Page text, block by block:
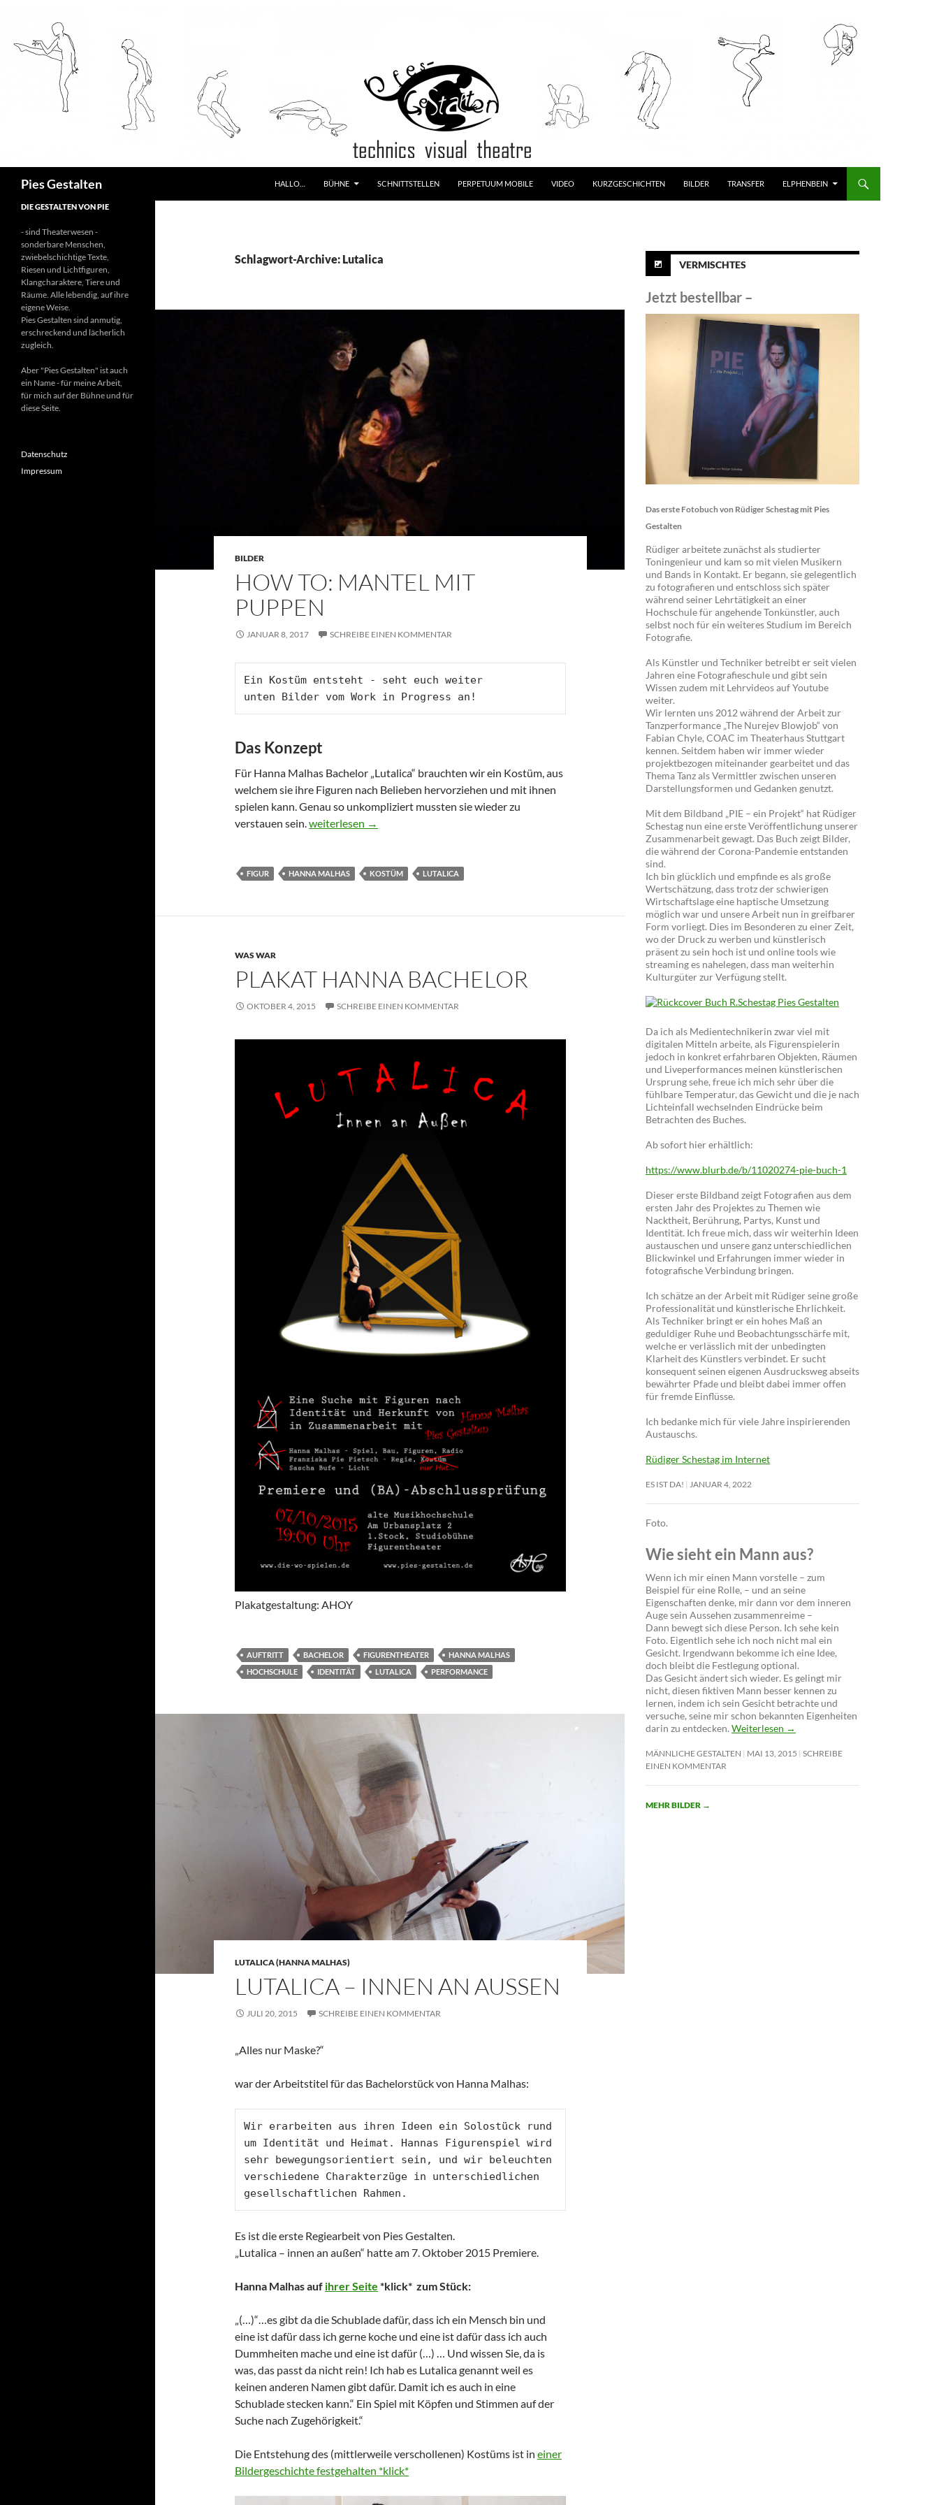
Pies Gestalten
HALLO…
BÜHNE SCHNITTSTELLEN PERPETUUM MOBILE VIDEO KURZGESCHICHTEN BILDER TRANSFER ELPHENBEIN
Schlagwort-Archive: Lutalica
BILDER
HOW TO: MANTEL MIT
PUPPEN
JANUAR 8, 2017 SCHREIBE EINEN KOMMENTAR
Ein Kostüm entsteht - seht euch weiter
unten Bilder vom Work in Progress an!
Das Konzept
Für Hanna Malhas Bachelor „Lutalica“ brauchten wir ein Kostüm, aus
welchem sie ihre Figuren nach Belieben hervorziehen und mit ihnen
spielen kann. Genau so unkompliziert mussten sie wieder zu
verstauen sein.how to: Mantel mit Puppen
weiterlesen →
FIGUR HANNA MALHAS KOSTÜM LUTALICA
WAS WAR
PLAKAT HANNA BACHELOR
OKTOBER 4, 2015 SCHREIBE EINEN KOMMENTAR
Plakatgestaltung: AHOY
AUFTRITT BACHELOR FIGURENTHEATER
HANNA MALHAS
HOCHSCHULE
IDENTITÄT LUTALICA PERFORMANCE
LUTALICA (HANNA MALHAS)
LUTALICA – INNEN AN AUSSEN
JULI 20, 2015 SCHREIBE EINEN KOMMENTAR
„Alles nur Maske?“
war der Arbeitstitel für das Bachelorstück von Hanna Malhas:
Wir erarbeiten aus ihren Ideen ein Solostück rund
um Identität und Heimat. Hannas Figurenspiel wird
sehr bewegungsorientiert sein, und wir beleuchten
verschiedene Charakterzüge in unterschiedlichen
gesellschaftlichen Rahmen.
Es ist die erste Regiearbeit von Pies Gestalten.
„Lutalica – innen an außen“ hatte am 7. Oktober 2015 Premiere.
Hanna Malhas auf ihrer Seite *klick* zum Stück:
„(…)“…es gibt da die Schublade dafür, dass ich ein Mensch bin und
eine ist dafür dass ich gerne koche und eine ist dafür dass ich auch
Dummheiten mache und eine ist dafür (…) … Und wissen Sie, da is
was, das passt da nicht rein! Ich hab es Lutalica genannt weil es
keinen anderen Namen gibt dafür. Damit ich es auch in eine
Schublade stecken kann.“ Ein Spiel mit Köpfen und Stimmen auf der
Suche nach Zugehörigkeit.“
Die Entstehung des (mittlerweile verschollenen) Kostüms ist in einer
Bildergeschichte festgehalten *klick*
VERMISCHTES
Jetzt bestellbar –
Das erste Fotobuch von Rüdiger Schestag mit Pies
Gestalten
Rüdiger arbeitete zunächst als studierter
Toningenieur und kam so mit vielen Musikern
und Bands in Kontakt. Er begann, sie gelegentlich
zu fotografieren und entschloss sich später
während seiner Lehrtätigkeit an einer
Hochschule für angehende Tonkünstler, auch
selbst noch für ein weiteres Studium im Bereich
Fotografie.
Als Künstler und Techniker betreibt er seit vielen
Jahren eine Fotografieschule und gibt sein
Wissen zudem mit Lehrvideos auf Youtube
weiter.
Wir lernten uns 2012 während der Arbeit zur
Tanzperformance „The Nurejev Blowjob“ von
Fabian Chyle, COAC im Theaterhaus Stuttgart
kennen. Seitdem haben wir immer wieder
projektbezogen miteinander gearbeitet und das
Thema Tanz als Vermittler zwischen unseren
Darstellungsformen und Gedanken genutzt.
Mit dem Bildband „PIE – ein Projekt“ hat Rüdiger
Schestag nun eine erste Veröffentlichung unserer
Zusammenarbeit gewagt. Das Buch zeigt Bilder,
die während der Corona-Pandemie entstanden
sind.
Ich bin glücklich und empfinde es als große
Wertschätzung, dass trotz der schwierigen
Wirtschaftslage eine haptische Umsetzung
möglich war und unsere Arbeit nun in greifbarer
Form vorliegt. Dies im Besonderen zu einer Zeit,
wo der Druck zu werben und künstlerisch
präsent zu sein hoch ist und online tools wie
streaming es nahelegen, dass man weiterhin
Kulturgüter zur Verfügung stellt.
Da ich als Medientechnikerin zwar viel mit
digitalen Mitteln arbeite, als Figurenspielerin
jedoch in konkret erfahrbaren Objekten, Räumen
und Liveperformances meinen künstlerischen
Ursprung sehe, freue ich mich sehr über die
fühlbare Temperatur, das Gewicht und die je nach
Lichteinfall wechselnden Eindrücke beim
Betrachten des Buches.
Ab sofort hier erhältlich:
https://www.blurb.de/b/11020274-pie-buch-1
Dieser erste Bildband zeigt Fotografien aus dem
ersten Jahr des Projektes zu Themen wie
Nacktheit, Berührung, Partys, Kunst und
Identität. Ich freue mich, dass wir weiterhin Ideen
austauschen und unsere ganz unterschiedlichen
Blickwinkel und Erfahrungen immer wieder in
fotografische Verbindung bringen.
Ich schätze an der Arbeit mit Rüdiger seine große
Professionalität und künstlerische Ehrlichkeit.
Als Techniker bringt er ein hohes Maß an
geduldiger Ruhe und Beobachtungsschärfe mit,
welche er verlässlich mit der unbedingten
Klarheit des Künstlers verbindet. Er sucht
konsequent seinen eigenen Ausdrucksweg abseits
bewährter Pfade und bleibt dabei immer offen
für fremde Einflüsse.
Ich bedanke mich für viele Jahre inspirierenden
Austauschs.
Rüdiger Schestag im Internet
ES IST DA! JANUAR 4, 2022
Foto.
Wie sieht ein Mann aus?
Wenn ich mir einen Mann vorstelle – zum
Beispiel für eine Rolle, – und an seine
Eigenschaften denke, mir dann vor dem inneren
Auge sein Aussehen zusammenreime –
Dann bewegt sich diese Person. Ich sehe kein
Foto. Eigentlich sehe ich noch nicht mal ein
Gesicht. Irgendwann bekomme ich eine Idee,
doch bleibt die Festlegung optional.
Das Gesicht ändert sich wieder. Es gelingt mir
nicht, diesen fiktiven Mann besser kennen zu
lernen, indem ich sein Gesicht betrachte und
versuche, seine mir schon bekannten Eigenheiten
darin zu entdecken. Weiterlesen →
MÄNNLICHE GESTALTEN MAI 13, 2015 SCHREIBE
EINEN KOMMENTAR
MEHR BILDER →
DIE GESTALTEN VON PIE
- sind Theaterwesen -
sonderbare Menschen,
zwiebelschichtige Texte,
Riesen und Lichtfiguren,
Klangcharaktere, Tiere und
Räume. Alle lebendig, auf ihre
eigene Weise.
Pies Gestalten sind anmutig,
erschreckend und lächerlich
zugleich.
Aber "Pies Gestalten" ist auch
ein Name - für meine Arbeit,
für mich auf der Bühne und für
diese Seite.
Datenschutz
Impressum